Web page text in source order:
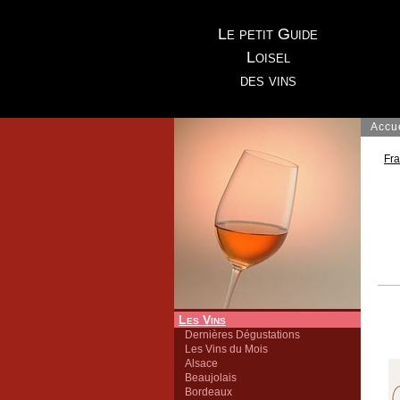
Le petit Guide
Loisel
des vins
Les Vins
Dernières Dégustations
Les Vins du Mois
Alsace
Beaujolais
Bordeaux